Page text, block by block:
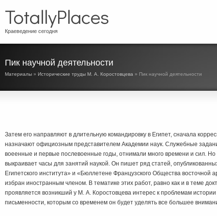
TotallyPlaces
Краеведение сегодня
Пик научной деятельности
Материалы » Исторические труды М. А. Коростовцева » Пик научной деятельности
Затем его направляют в длительную командировку в Египет, сначала
назначают официозным представителем Академии наук. Служебные
воеенные и первые послевоенные годы, отнимали много времени и сил.
выкраивает часы для занятий наукой. Он пишет ряд статей,
Египетского института» и «Бюллетене Французского Общества восточной
избран иностранным членом. В тематике этих работ, равно как и в теме
проявляется возникший у М. А. Коростовцева интерес к проблемам истории
письменности, которым со временем он будет уделять все большее